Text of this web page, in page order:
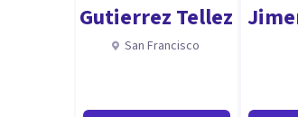
Gutierrez Tellez
San Francisco